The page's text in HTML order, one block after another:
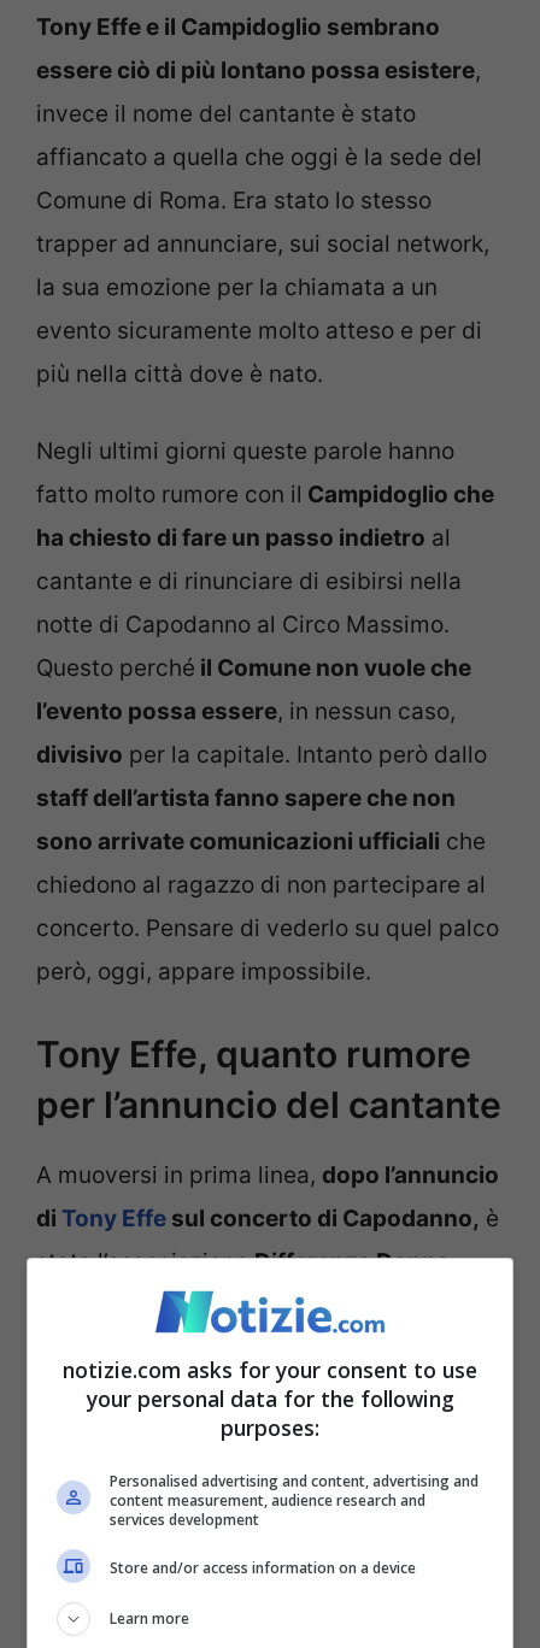
Tony Effe e il Campidoglio sembrano
essere ciò di più lontano possa esistere,
invece il nome del cantante è stato
affiancato a quella che oggi è la sede del
Comune di Roma. Era stato lo stesso
trapper ad annunciare, sui social network,
la sua emozione per la chiamata a un
evento sicuramente molto atteso e per di
più nella città dove è nato.
Negli ultimi giorni queste parole hanno
fatto molto rumore con il Campidoglio che
ha chiesto di fare un passo indietro al
cantante e di rinunciare di esibirsi nella
notte di Capodanno al Circo Massimo.
Questo perché il Comune non vuole che
l’evento possa essere, in nessun caso,
divisivo per la capitale. Intanto però dallo
staff dell’artista fanno sapere che non
sono arrivate comunicazioni ufficiali che
chiedono al ragazzo di non partecipare al
concerto. Pensare di vederlo su quel palco
però, oggi, appare impossibile.
Tony Effe, quanto rumore
per l’annuncio del cantante
A muoversi in prima linea, dopo l’annuncio
di Tony Effe sul concerto di Capodanno, è
stata l’associazioneDifferenza Donna
impegnata nella difesa dei diritti delle
presidente, Elisa Ercoli, aveva dichiarato:
“È una scelta scellerata avere tra i
protagonisti un cantante che è autore di
testi sessisti, misogini e violenti
può essere posto su un palco di Roma
Capitale per chi rappresenta la cultura
notizie.com asks for your consent to use
your personal data for the following
purposes:
Personalised advertising and content, advertising and
content measurement, audience research and
services development
Store and/or access information on a device
Learn more